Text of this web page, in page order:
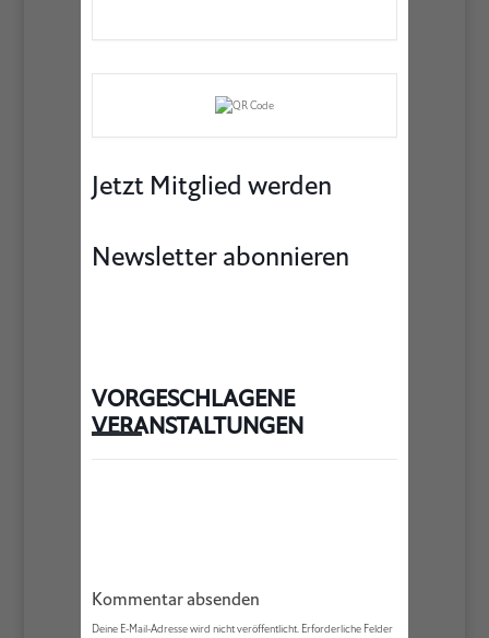
Jetzt Mitglied werden
Newsletter abonnieren
VORGESCHLAGENE
VERANSTALTUNGEN
Kommentar absenden
Deine E-Mail-Adresse wird nicht veröffentlicht. Erforderliche Felder